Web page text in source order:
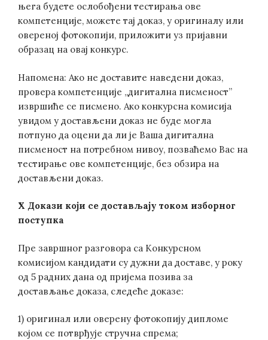
њега будете ослобођени тестирања ове
компетенције, можете тај доказ, у оригиналу или
овереној фотокопији, приложити уз пријавни
образац на овај конкурс.
Напомена: Ако не доставите наведени доказ,
провера компетенције „дигитална писменост”
извршиће се писмено. Ако конкурсна комисија
увидом у достављени доказ не буде могла
потпуно да оцени да ли је Ваша дигитална
писменост на потребном нивоу, позваћемо Вас на
тестирање ове компетенције, без обзира на
достављени доказ.
X Докази који се достављају током изборног
поступка
Пре завршног разговора са Конкурсном
комисијом кандидати су дужни да доставе, у року
од 5 радних дана од пријема позива за
достављање доказа, следеће доказе:
1) оригинал или оверену фотокопију дипломе
којом се потврђује стручна спрема;